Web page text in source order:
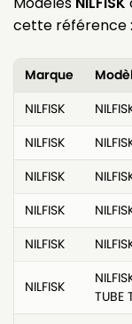
cette référence :
Marque
NILFISK
NILFISK
NILFISK
NILFISK
NILFISK
NILFISK
TUBE